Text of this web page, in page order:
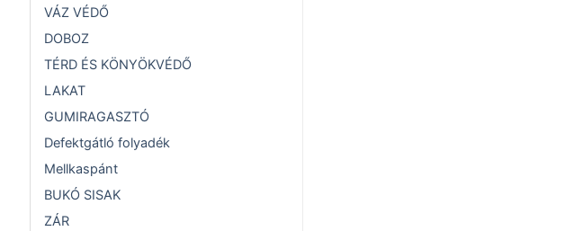
VÁZ VÉDŐ
DOBOZ
TÉRD ÉS KÖNYÖKVÉDŐ
LAKAT
GUMIRAGASZTÓ
Defektgátló folyadék
Mellkaspánt
BUKÓ SISAK
ZÁR